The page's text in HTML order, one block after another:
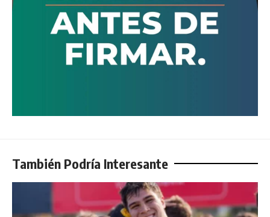
También Podría Interesante